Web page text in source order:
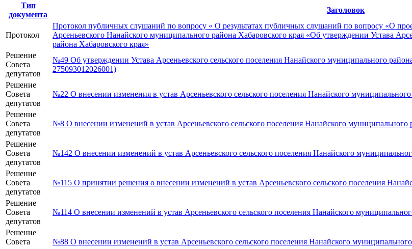
Тип
документа
Заголовок
Протокол
Протокол публичных слушаний по вопросу « О результатах публичных слушаний по вопросу «О
Арсеньевского Нанайского муниципального района Хабаровского края «Об утверждении Устава
района Хабаровского края»
Решение
Совета
депутатов
№49 Об утверждении Устава Арсеньевского сельского поселения Нанайского муниципального
275093012026001)
Решение
Совета
депутатов
№22 О внесении изменения в устав Арсеньевского сельского поселения Нанайского
Решение
Совета
депутатов
№8 О внесении изменений в устав Арсеньевского сельского поселения Нанайского муниципального
Решение
Совета
депутатов
№142 О внесении изменений в устав Арсеньевского сельского поселения Нанайского
Решение
Совета
депутатов
№115 О принятии решения о внесении изменений в устав Арсеньевского сельского поселения
Решение
Совета
депутатов
№114 О внесении изменений в устав Арсеньевского сельского поселения Нанайского
Решение
Совета
№88 О внесении изменений в устав Арсеньевского сельского поселения Нанайского